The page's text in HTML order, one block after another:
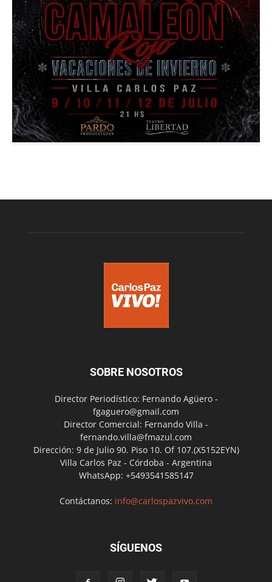
SOBRE NOSOTROS
Director Periodístico: Fernando Agüero -
fgaguero@gmail.com
Director Comercial: Fernando Villa -
fernando.villa@fmazul.com
Dirección: 9 de Julio 90. Piso 10. Of 107.(X5152EYN)
Villa Carlos Paz - Córdoba - Argentina
WhatsApp: +5493541585147
Contáctanos: info@carlospazvivo.com
SÍGUENOS